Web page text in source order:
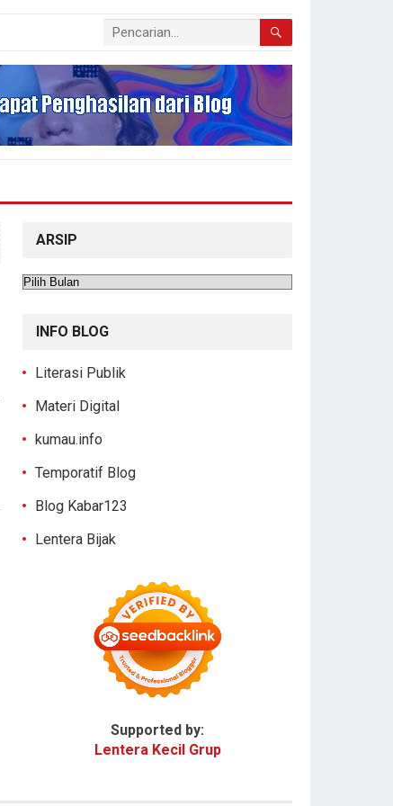
ARSIP
Arsip
INFO BLOG
Literasi Publik
Materi Digital
kumau.info
Temporatif Blog
Blog Kabar123
Lentera Bijak
Supported by:
Lentera Kecil Grup